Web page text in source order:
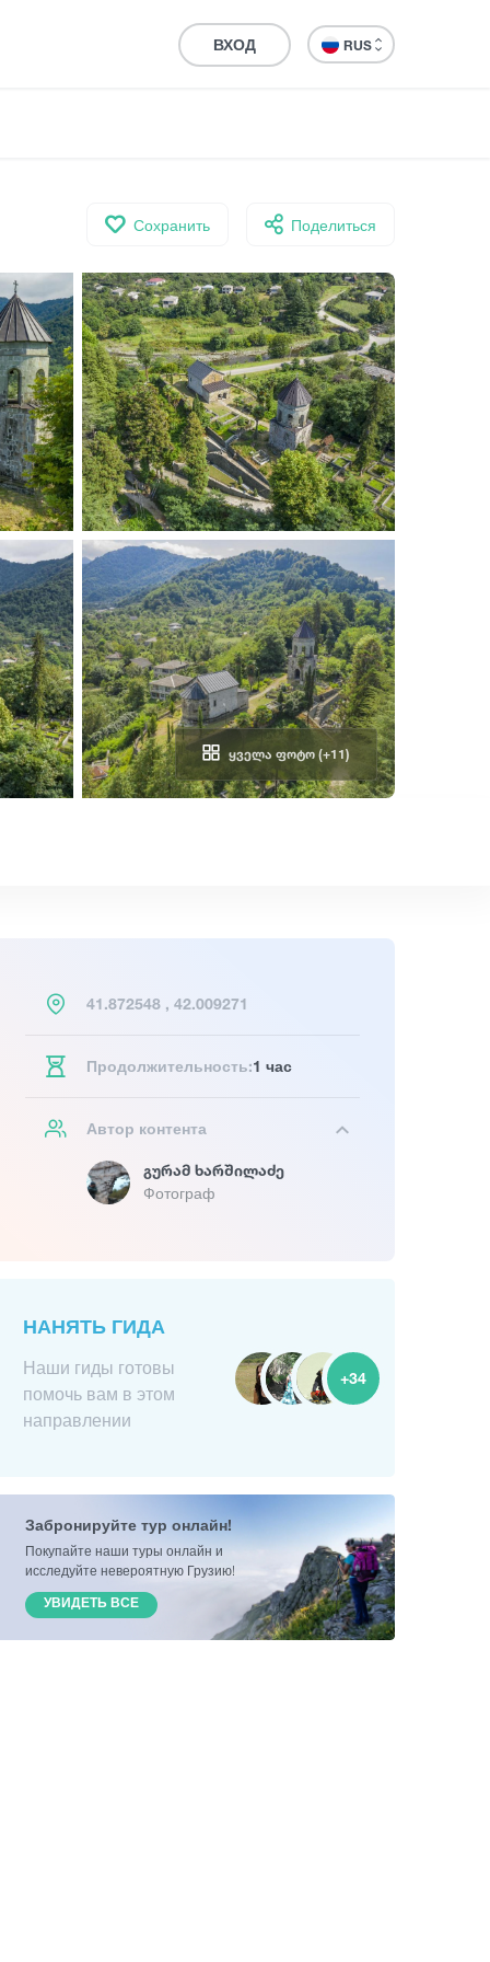
ВХОД RUS
Сохранить Поделиться
ᲧᲕᲔᲚᲐ ᲤᲝᲢᲝ (+11)
41.872548 , 42.009271
Продолжительность:1 час
Автор контента
Გურამ Ხარშილაძე
Фотограф
НАНЯТЬ ГИДА
Наши гиды готовы
помочь вам в этом
направлении
+34
Забронируйте тур онлайн!
Покупайте наши туры онлайн и
исследуйте невероятную Грузию!
УВИДЕТЬ ВСЕ